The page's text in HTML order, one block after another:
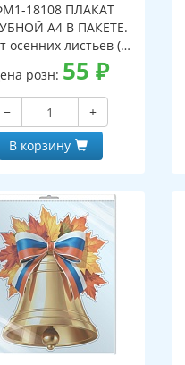
18108 ПЛАКАТ
А4 В ПАКЕТЕ.
осенних листьев (в
упаковке,
и клеевым
двухсторонний,
ВД-лак)
розн: 55₽
−
+
В корзину